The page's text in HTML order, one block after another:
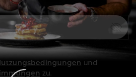
und
zu.